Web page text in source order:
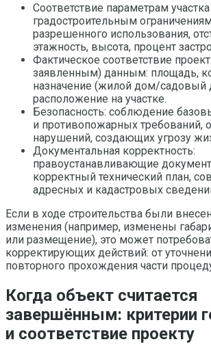
Соответствие параметрам
градостроительным
разрешенного использования,
этажность, высота, процент
Фактическое соответствие
заявленным) данным: площадь,
назначение (жилой дом/садовый
расположение на участке.
Безопасность: соблюдение
и противопожарных требований,
нарушений, создающих угрозу
Документальная корректность:
правоустанавливающие
корректный технический план,
адресных и кадастровых
Если в ходе строительства были
изменения (например, изменены
или размещение), это может
корректирующих действий: от
повторного прохождения части
Когда объект считается
завершённым: критерии
и соответствие проекту